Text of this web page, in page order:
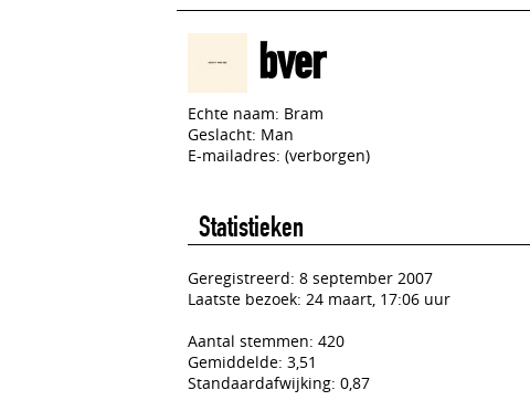
bver
Echte naam: Bram
Geslacht: Man
E-mailadres: (verborgen)
Statistieken
Geregistreerd: 8 september 2007
Laatste bezoek: 24 maart, 17:06 uur
Aantal stemmen: 420
Gemiddelde: 3,51
Standaardafwijking: 0,87